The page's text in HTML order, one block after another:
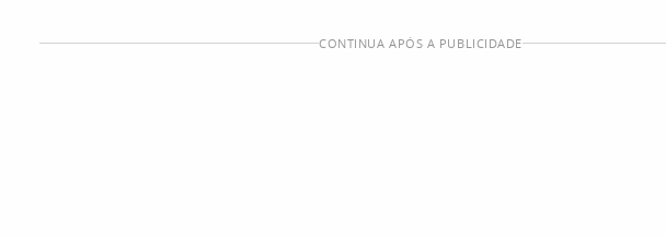
CONTINUA APÓS A PUBLICIDADE